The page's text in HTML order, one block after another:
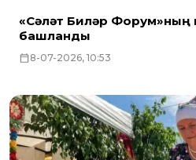
«Сәләт Биләр
башланды
8-07-2026, 10:53